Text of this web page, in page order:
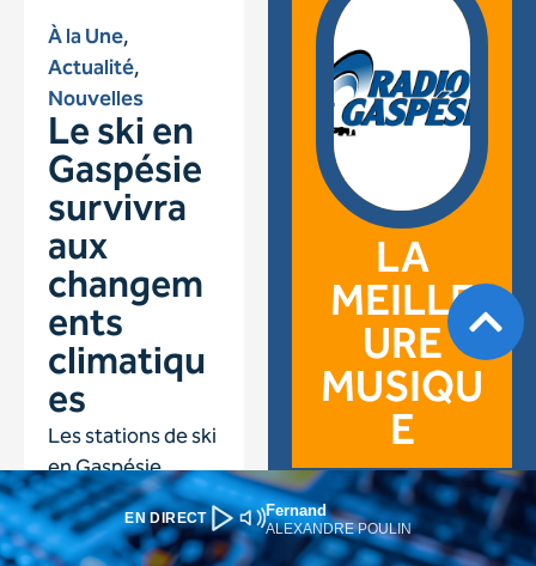
EN DIRECT Fernand
ALEXANDRE POULIN